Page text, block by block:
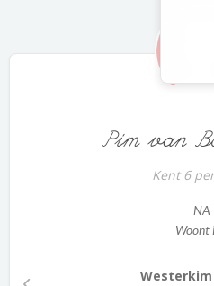
Pim van
Kent 6
NA
Woont
Westerkim